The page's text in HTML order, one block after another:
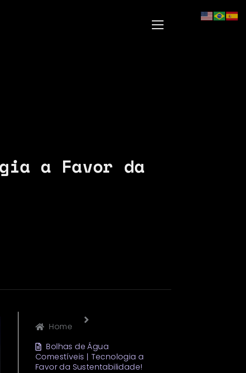
a Favor da
Home
Bolhas de Água
Comestíveis | Tecnologia a
Favor da Sustentabilidade!